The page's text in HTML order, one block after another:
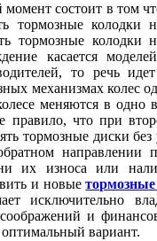
состоит в том
тормозные
тормозные
касается
то речь
механизмах колес
меняются в одно
правило, что при
тормозные диски без
направлении
их износа или
и новые
исключительно
и
вариант.